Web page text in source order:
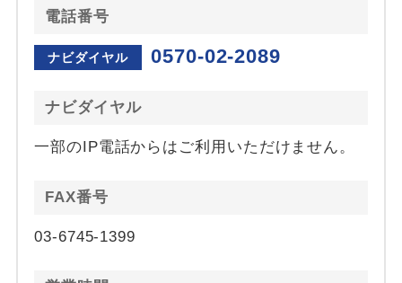
電話番号
ナビダイヤル 0570-02-2089
ナビダイヤル
一部のIP電話からはご利用いただけません。
FAX番号
03-6745-1399